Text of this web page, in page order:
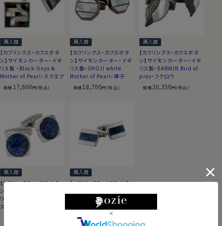
【カフリンクス・カフスボタ
ン】サイモンカーター・イギ
リス製 ・Black Onyx &
Mother of Pearl・スクエア
価格 17,600円(税込)
【カフリンクス・カフスボタ
ン】サイモンカーター・イギ
リス製・SHOJI white
Mother of Pearl・障子
価格18,700円(税込)
【カフリンクス・カフスボタ
ン】サイモンカーター・イギ
リス製・DARWIN Bird of
prey・フクロウ
価格20,350円(税込)
【カフリンクス・カフスボタ
ン】サイモンカーター・イギ
リス製・LARGO sodalite・
スクエア
価格
【カフリンクス・カフスボタ
リス製・HALF BARREL
Sodalite・長方形
価格